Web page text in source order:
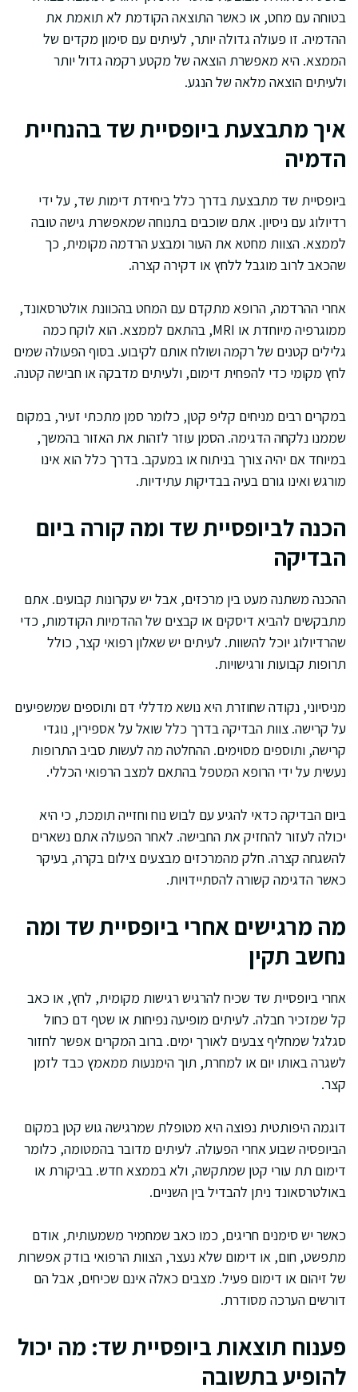
בטוחה עם מחט, או כאשר התוצאה הקודמת לא תואמת את
ההדמיה. זו פעולה גדולה יותר, לעיתים עם סימון מקדים של
הממצא. היא מאפשרת הוצאה של מקטע רקמה גדול יותר
ולעיתים הוצאה מלאה של הנגע.
איך מתבצעת ביופסיית שד בהנחיית
הדמיה
ביופסיית שד מתבצעת בדרך כלל ביחידת דימות שד, על ידי
רדיולוג עם ניסיון. אתם שוכבים בתנוחה שמאפשרת גישה טובה
לממצא. הצוות מחטא את העור ומבצע הרדמה מקומית, כך
שהכאב לרוב מוגבל ללחץ או דקירה קצרה.
אחרי ההרדמה, הרופא מתקדם עם המחט בהכוונת אולטרסאונד,
ממוגרפיה מיוחדת או MRI, בהתאם לממצא. הוא לוקח כמה
גלילים קטנים של רקמה ושולח אותם לקיבוע. בסוף הפעולה שמים
לחץ מקומי כדי להפחית דימום, ולעיתים מדבקה או חבישה קטנה.
במקרים רבים מניחים קליפ קטן, כלומר סמן מתכתי זעיר, במקום
שממנו נלקחה הדגימה. הסמן עוזר לזהות את האזור בהמשך,
במיוחד אם יהיה צורך בניתוח או במעקב. בדרך כלל הוא אינו
מורגש ואינו גורם בעיה בבדיקות עתידיות.
הכנה לביופסיית שד ומה קורה ביום
הבדיקה
ההכנה משתנה מעט בין מרכזים, אבל יש עקרונות קבועים. אתם
מתבקשים להביא דיסקים או קבצים של ההדמיות הקודמות, כדי
שהרדיולוג יוכל להשוות. לעיתים יש שאלון רפואי קצר, כולל
תרופות קבועות ורגישויות.
מניסיוני, נקודה שחוזרת היא נושא מדללי דם ותוספים שמשפיעים
על קרישה. צוות הבדיקה בדרך כלל שואל על אספירין, נוגדי
קרישה, ותוספים מסוימים. ההחלטה מה לעשות סביב התרופות
נעשית על ידי הרופא המטפל בהתאם למצב הרפואי הכללי.
ביום הבדיקה כדאי להגיע עם לבוש נוח וחזייה תומכת, כי היא
יכולה לעזור להחזיק את החבישה. לאחר הפעולה אתם נשארים
להשגחה קצרה. חלק מהמרכזים מבצעים צילום בקרה, בעיקר
כאשר הדגימה קשורה להסתיידויות.
מה מרגישים אחרי ביופסיית שד ומה
נחשב תקין
אחרי ביופסיית שד שכיח להרגיש רגישות מקומית, לחץ, או כאב
קל שמזכיר חבלה. לעיתים מופיעה נפיחות או שטף דם כחול
סגלגל שמחליף צבעים לאורך ימים. ברוב המקרים אפשר לחזור
לשגרה באותו יום או למחרת, תוך הימנעות ממאמץ כבד לזמן
קצר.
דוגמה היפותטית נפוצה היא מטופלת שמרגישה גוש קטן במקום
הביופסיה שבוע אחרי הפעולה. לעיתים מדובר בהמטומה, כלומר
דימום תת עורי קטן שמתקשה, ולא בממצא חדש. בביקורת או
באולטרסאונד ניתן להבדיל בין השניים.
כאשר יש סימנים חריגים, כמו כאב שמחמיר משמעותית, אודם
מתפשט, חום, או דימום שלא נעצר, הצוות הרפואי בודק אפשרות
של זיהום או דימום פעיל. מצבים כאלה אינם שכיחים, אבל הם
דורשים הערכה מסודרת.
פענוח תוצאות ביופסיית שד: מה יכול
להופיע בתשובה